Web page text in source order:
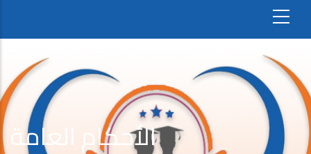
الأحكام العامة